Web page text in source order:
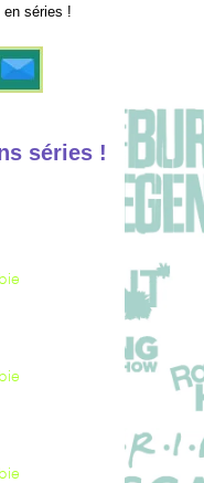
en séries !
séries !